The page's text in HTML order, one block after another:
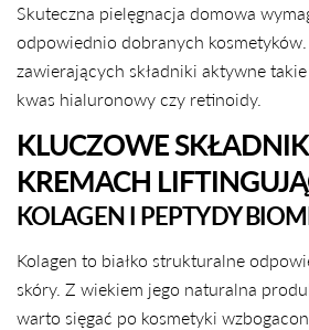
Skuteczna pielęgnacja domowa
odpowiednio dobranych
zawierających składniki aktywne
kwas hialuronowy czy retinoidy.
KLUCZOWE
KREMACH
KOLAGEN I PEPTYDY
Kolagen to białko strukturalne
skóry. Z wiekiem jego naturalna
warto sięgać po kosmetyki